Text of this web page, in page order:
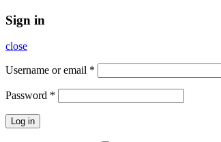
Sign in
close
Username or email *
Password *
Log in